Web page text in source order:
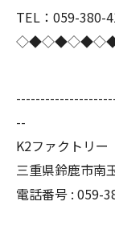
TEL：059-380-
--
K2ファクトリー
三重県鈴鹿市南
電話番号 : 059-